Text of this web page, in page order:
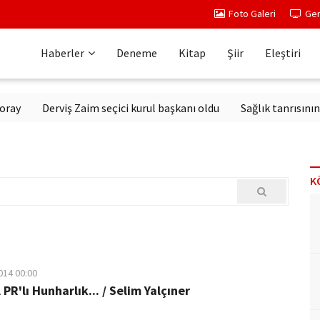
Foto Galeri
Haberler Deneme Kitap Şiir Eleştiri
Derviş Zaim seçici kurul başkanı oldu Sağlık tanrısının
00:00
Hunharlık... / Selim Yalçıner